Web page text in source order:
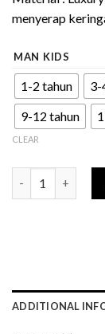
menyerap
MAN KIDS
1-2 tahun 3-
9-12 tahun
CLEAR
ADDITIONAL